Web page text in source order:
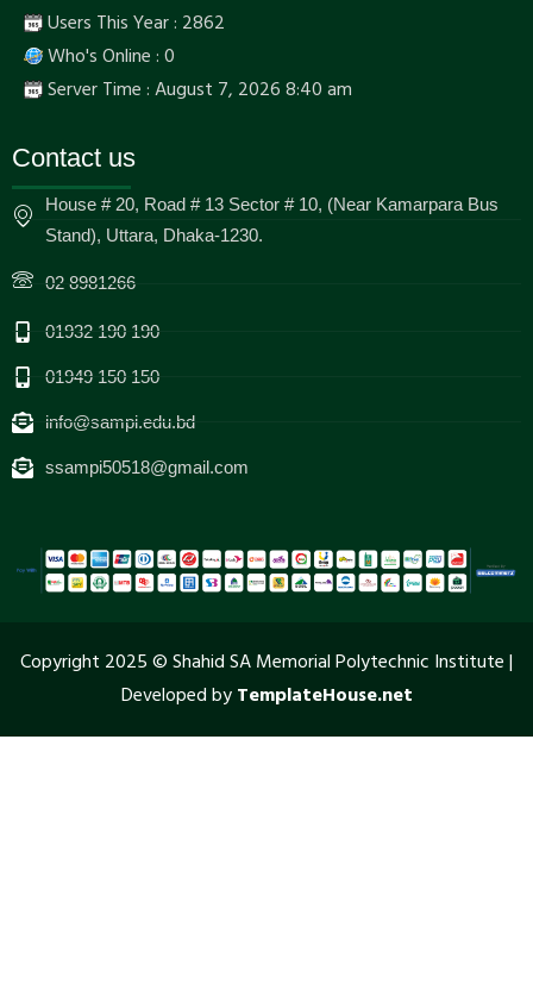
Users This Year : 2862
Who's Online : 0
Server Time : August 7, 2026 8:40 am
Contact us
House # 20, Road # 13 Sector # 10, (Near Kamarpara Bus
Stand), Uttara, Dhaka-1230.
02 8981266
01932 190 190
01949 150 150
info@sampi.edu.bd
ssampi50518@gmail.com
Copyright 2025 © Shahid SA Memorial Polytechnic Institute |
Developed byTemplateHouse.net